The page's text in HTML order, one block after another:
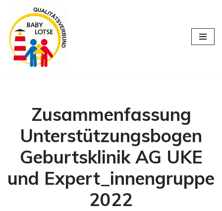
Zum
Inhalt
springen
Zusammenfassung
Unterstützungsbogen
Geburtsklinik AG UKE
und Expert_innengruppe
2022